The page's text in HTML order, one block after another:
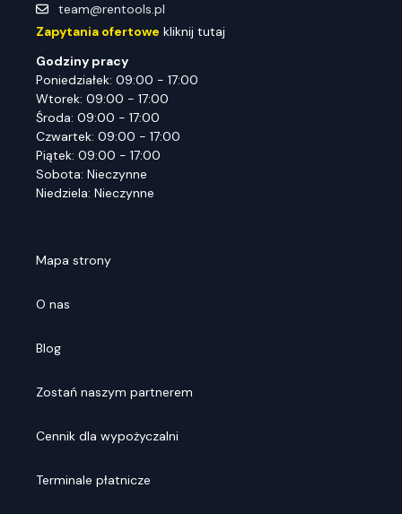
team@rentools.pl
Zapytania ofertowe kliknij tutaj
Godziny pracy
Poniedziałek: 09:00 - 17:00
Wtorek: 09:00 - 17:00
Środa: 09:00 - 17:00
Czwartek: 09:00 - 17:00
Piątek: 09:00 - 17:00
Sobota: Nieczynne
Niedziela: Nieczynne
Mapa strony
O nas
Blog
Zostań naszym partnerem
Cennik dla wypożyczalni
Terminale płatnicze